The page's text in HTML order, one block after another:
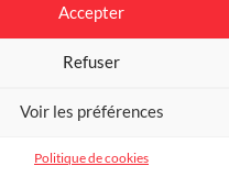
Accepter
Refuser
Voir les préférences
Politique de cookies
25 ans
Personnalisable
Sur-mesure
Clôture rigide Lann